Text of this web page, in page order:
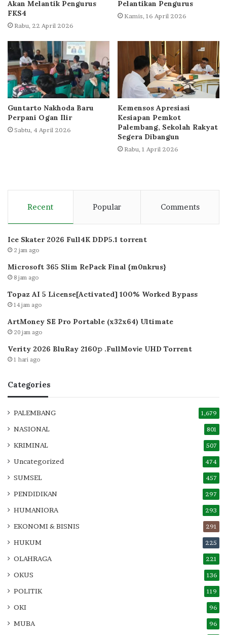
Akan Melantik Pengurus
FKS4
Rabu, 22 April 2026
Pelantikan Pengurus
Kamis, 16 April 2026
Guntarto Nakhoda Baru
Perpani Ogan Ilir
Sabtu, 4 April 2026
Kemensos Apresiasi
Kesiapan Pemkot
Palembang, Sekolah Rakyat
Segera Dibangun
Rabu, 1 April 2026
Recent Popular Comments
Ice Skater 2026 Full4K DDP5.1 torrent
2 jam ago
Microsoft 365 Slim RePack Final {m0nkrus}
8 jam ago
Topaz AI 5 License[Activated] 100% Worked Bypass
14 jam ago
ArtMoney SE Pro Portable (x32x64) Ultimate
20 jam ago
Verity 2026 BluRay 2160𝚙 .FullMov𝗂e UHD Torrent
1 hari ago
Categories
PALEMBANG 1,679
NASIONAL 801
KRIMINAL 507
Uncategorized 474
SUMSEL 457
PENDIDIKAN 297
HUMANIORA 293
EKONOMI & BISNIS 291
HUKUM 225
OLAHRAGA 221
OKUS 136
POLITIK 119
OKI 96
MUBA 96